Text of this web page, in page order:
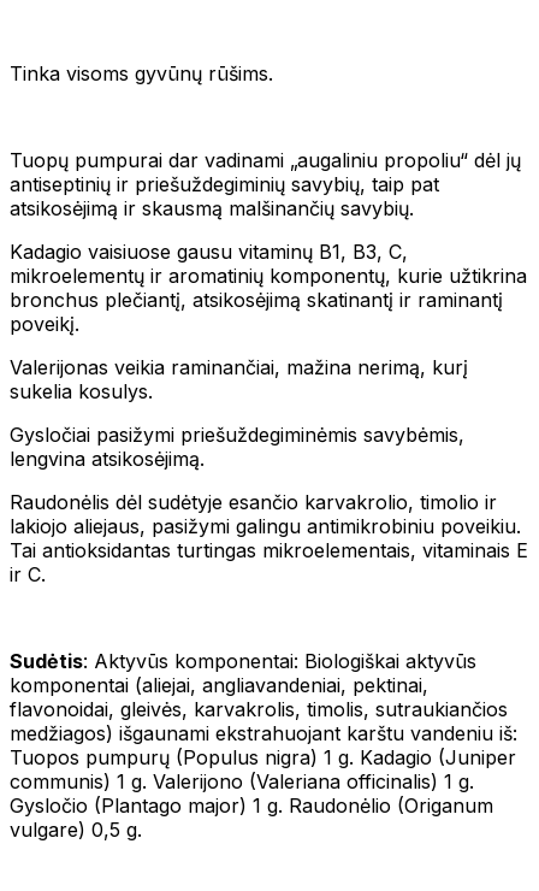
Tinka visoms gyvūnų rūšims.
Tuopų pumpurai dar vadinami „augaliniu propoliu“ dėl jų
antiseptinių ir priešuždegiminių savybių, taip pat
atsikosėjimą ir skausmą malšinančių savybių.
Kadagio vaisiuose gausu vitaminų B1, B3, C,
mikroelementų ir aromatinių komponentų, kurie užtikrina
bronchus plečiantį, atsikosėjimą skatinantį ir raminantį
poveikį.
Valerijonas veikia raminančiai, mažina nerimą, kurį
sukelia kosulys.
Gysločiai pasižymi priešuždegiminėmis savybėmis,
lengvina atsikosėjimą.
Raudonėlis dėl sudėtyje esančio karvakrolio, timolio ir
lakiojo aliejaus, pasižymi galingu antimikrobiniu poveikiu.
Tai antioksidantas turtingas mikroelementais, vitaminais E
ir C.
Sudėtis: Aktyvūs komponentai: Biologiškai aktyvūs
komponentai (aliejai, angliavandeniai, pektinai,
flavonoidai, gleivės, karvakrolis, timolis, sutraukiančios
medžiagos) išgaunami ekstrahuojant karštu vandeniu iš:
Tuopos pumpurų (Populus nigra) 1 g. Kadagio (Juniper
communis) 1 g. Valerijono (Valeriana officinalis) 1 g.
Gysločio (Plantago major) 1 g. Raudonėlio (Origanum
vulgare) 0,5 g.